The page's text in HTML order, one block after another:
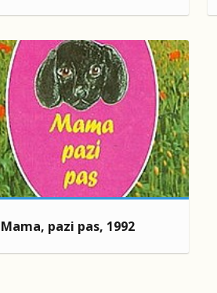
Mama, pazi pas, 1992